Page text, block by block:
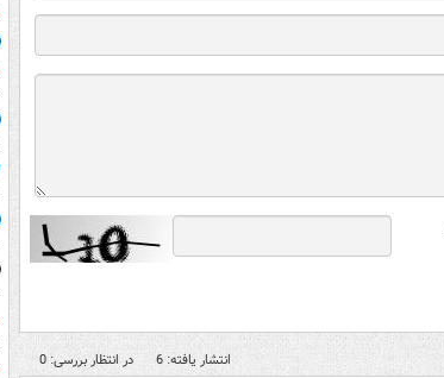
انتشار یافته: 6 در انتظار بررسی: 0